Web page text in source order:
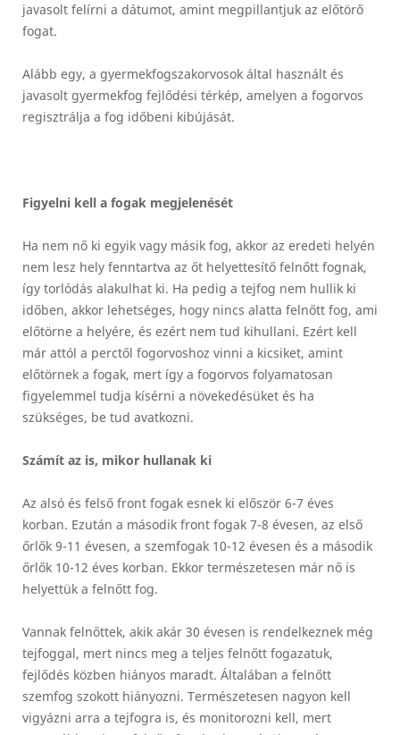
javasolt felírni a dátumot, amint megpillantjuk az előtörő
fogat.
Alább egy, a gyermekfogszakorvosok által használt és
javasolt gyermekfog fejlődési térkép, amelyen a fogorvos
regisztrálja a fog időbeni kibújását.
Figyelni kell a fogak megjelenését
Ha nem nő ki egyik vagy másik fog, akkor az eredeti helyén
nem lesz hely fenntartva az őt helyettesítő felnőtt fognak,
így torlódás alakulhat ki. Ha pedig a tejfog nem hullik ki
időben, akkor lehetséges, hogy nincs alatta felnőtt fog, ami
előtörne a helyére, és ezért nem tud kihullani. Ezért kell
már attól a perctől fogorvoshoz vinni a kicsiket, amint
előtörnek a fogak, mert így a fogorvos folyamatosan
figyelemmel tudja kísérni a növekedésüket és ha
szükséges, be tud avatkozni.
Számít az is, mikor hullanak ki
Az alsó és felső front fogak esnek ki először 6-7 éves
korban. Ezután a második front fogak 7-8 évesen, az első
őrlők 9-11 évesen, a szemfogak 10-12 évesen és a második
őrlők 10-12 éves korban. Ekkor természetesen már nő is
helyettük a felnőtt fog.
Vannak felnőttek, akik akár 30 évesen is rendelkeznek még
tejfoggal, mert nincs meg a teljes felnőtt fogazatuk,
fejlődés közben hiányos maradt. Általában a felnőtt
szemfog szokott hiányozni. Természetesen nagyon kell
vigyázni arra a tejfogra is, és monitorozni kell, mert